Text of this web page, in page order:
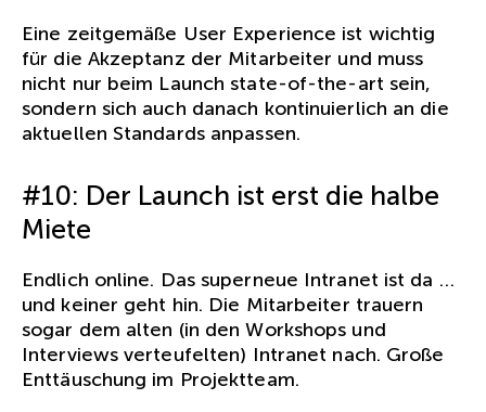
Eine zeitgemäße User Experience ist wichtig
für die Akzeptanz der Mitarbeiter und muss
nicht nur beim Launch state-of-the-art sein,
sondern sich auch danach kontinuierlich an die
aktuellen Standards anpassen.
#10: Der Launch ist erst die halbe
Miete
Endlich online. Das superneue Intranet ist da …
und keiner geht hin. Die Mitarbeiter trauern
sogar dem alten (in den Workshops und
Interviews verteufelten) Intranet nach. Große
Enttäuschung im Projektteam.